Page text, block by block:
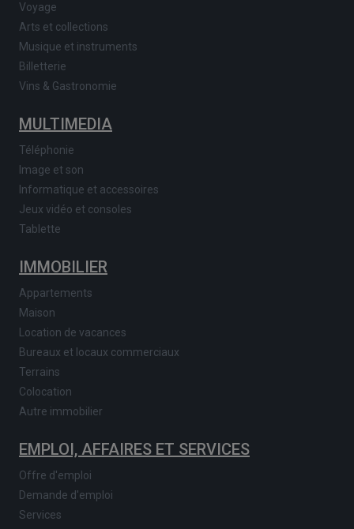
Voyage
Arts et collections
Musique et instruments
Billetterie
Vins & Gastronomie
MULTIMEDIA
Téléphonie
Image et son
Informatique et accessoires
Jeux vidéo et consoles
Tablette
IMMOBILIER
Appartements
Maison
Location de vacances
Bureaux et locaux commerciaux
Terrains
Colocation
Autre immobilier
EMPLOI, AFFAIRES ET SERVICES
Offre d'emploi
Demande d'emploi
Services